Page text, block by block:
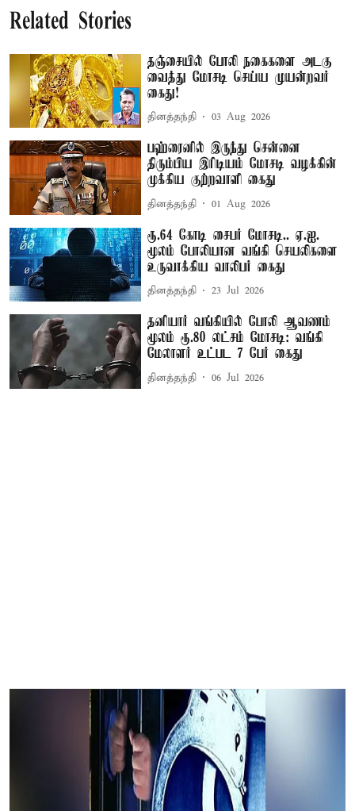
Related Stories
தஞ்சையில் போலி நகைகளை அடகு
வைத்து மோசடி செய்ய முயன்றவர்
கைது!
தினத்தந்தி 03 Aug 2026
பஹ்ரைனில் இருந்து சென்னை
திரும்பிய இரிடியம் மோசடி வழக்கின்
முக்கிய குற்றவாளி கைது
தினத்தந்தி 01 Aug 2026
ரூ.64 கோடி சைபர் மோசடி.. ஏ.ஐ.
மூலம் போலியான வங்கி செயலிகளை
உருவாக்கிய வாலிபர் கைது
தினத்தந்தி 23 Jul 2026
தனியார் வங்கியில் போலி ஆவணம்
மூலம் ரூ.80 லட்சம் மோசடி: வங்கி
மேலாளர் உட்பட 7 பேர் கைது
தினத்தந்தி 06 Jul 2026